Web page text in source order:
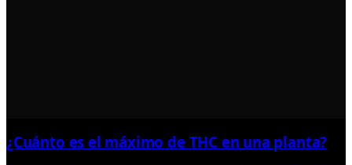
¿Cuánto es el máximo de THC en una planta?